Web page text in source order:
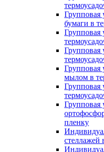
Групповая
бумаги в
Групповая
Групповая
Групповая
мылом в
Групповая
Групповая
пленку
стеллажей